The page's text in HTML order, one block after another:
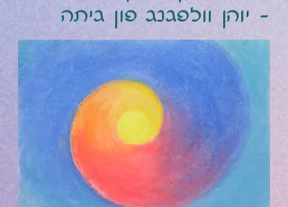
- יוהן וולפגנג פון גיתה